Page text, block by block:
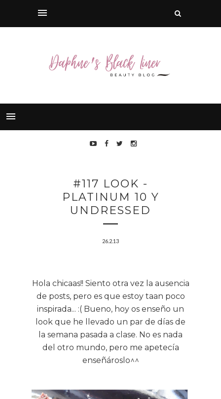
#117 LOOK -
PLATINUM 10 Y
UNDRESSED
26.2.13
Hola chicaas!! Siento otra vez la ausencia
de posts, pero es que estoy taan poco
inspirada... :( Bueno, hoy os enseño un
look que he llevado un par de días de
la semana pasada a clase. No es nada
del otro mundo, pero me apetecía
enseñároslo^^